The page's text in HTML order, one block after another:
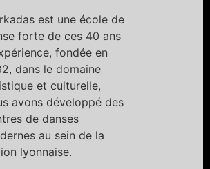
est une école de
forte de ces 40 ans
fondée en
dans le domaine
et culturelle,
avons développé des
de danses
au sein de la
lyonnaise.